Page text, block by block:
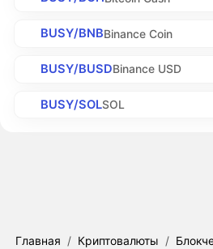
BUSY/BNBBinance Coin
BUSY/BUSDBinance USD
BUSY/SOLSOL
Главная / Криптовалюты /